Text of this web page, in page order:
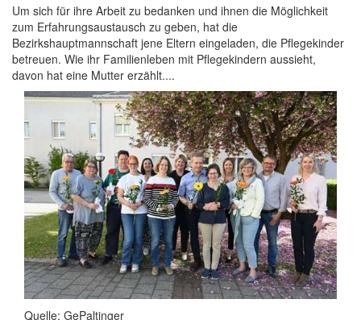
Um sich für ihre Arbeit zu bedanken und ihnen die Möglichkeit
zum Erfahrungsaustausch zu geben, hat die
Bezirkshauptmannschaft jene Eltern eingeladen, die Pflegekinder
betreuen. Wie ihr Familienleben mit Pflegekindern aussieht,
davon hat eine Mutter erzählt....
Quelle: GePaltinger